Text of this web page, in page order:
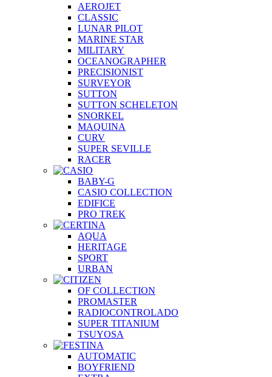
AEROJET
CLASSIC
LUNAR PILOT
MARINE STAR
MILITARY
OCEANOGRAPHER
PRECISIONIST
SURVEYOR
SUTTON
SUTTON SCHELETON
SNORKEL
MAQUINA
CURV
SUPER SEVILLE
RACER
BABY-G
CASIO COLLECTION
EDIFICE
PRO TREK
AQUA
HERITAGE
SPORT
URBAN
OF COLLECTION
PROMASTER
RADIOCONTROLADO
SUPER TITANIUM
TSUYOSA
AUTOMATIC
BOYFRIEND